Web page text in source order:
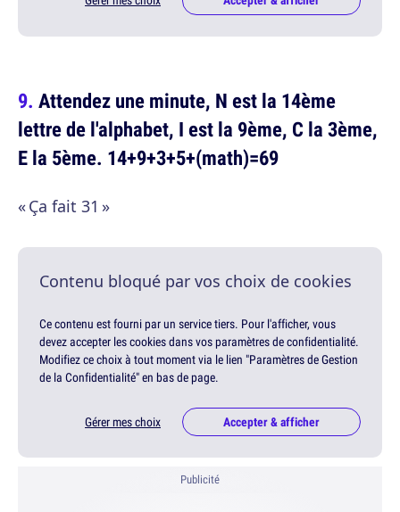
Attendez une minute, N est la 14ème
lettre de l'alphabet, I est la 9ème, C la 3ème,
E la 5ème. 14+9+3+5+(math)=69
« Ça fait 31 »
Contenu bloqué par vos choix de cookies
Ce contenu est fourni par un service tiers. Pour l'afficher, vous
devez accepter les cookies dans vos paramètres de confidentialité.
Modifiez ce choix à tout moment via le lien "Paramètres de Gestion
de la Confidentialité" en bas de page.
Gérer mes choix Accepter & afficher
Publicité